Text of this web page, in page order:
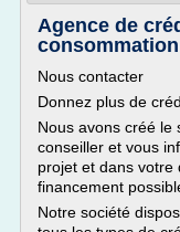
Agence de
Nous contacter
Donnez plus de
Nous avons créé le
conseiller et vous
projet et dans votre
financement
Notre société